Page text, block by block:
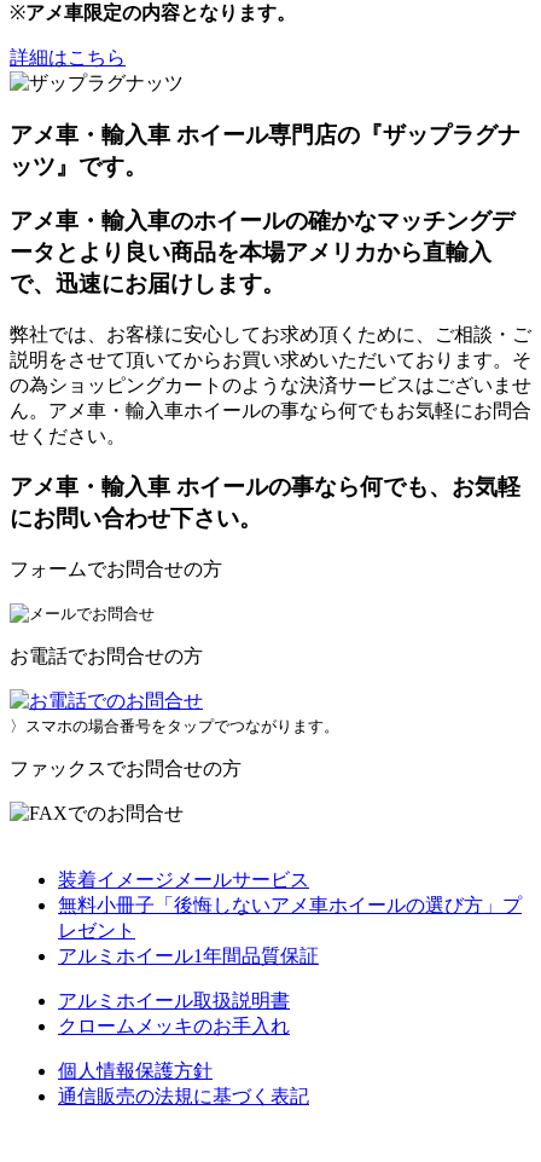
※アメ車限定の内容となります。
詳細はこちら
アメ車・輸入車 ホイール専門店の『ザップラグナ
ッツ』です。
アメ車・輸入車のホイールの確かなマッチングデ
ータとより良い商品を本場アメリカから直輸入
で、迅速にお届けします。
弊社では、お客様に安心してお求め頂くために、ご相談・ご
説明をさせて頂いてからお買い求めいただいております。そ
の為ショッピングカートのような決済サービスはございませ
ん。アメ車・輸入車ホイールの事なら何でもお気軽にお問合
せください。
アメ車・輸入車 ホイールの事なら何でも、お気軽
にお問い合わせ下さい。
フォームでお問合せの方
お電話でお問合せの方
〉スマホの場合番号をタップでつながります。
ファックスでお問合せの方
装着イメージメールサービス
無料小冊子「後悔しないアメ車ホイールの選び方」プ
レゼント
アルミホイール1年間品質保証
アルミホイール取扱説明書
クロームメッキのお手入れ
個人情報保護方針
通信販売の法規に基づく表記